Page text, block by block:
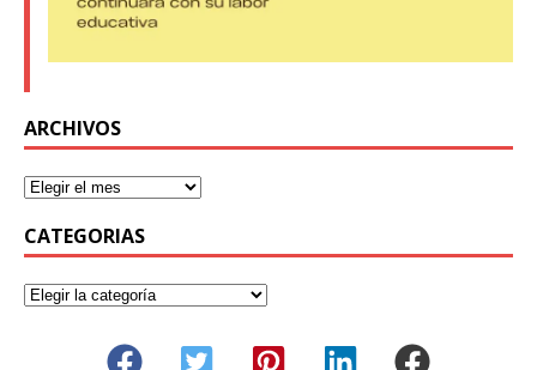
ARCHIVOS
CATEGORIAS